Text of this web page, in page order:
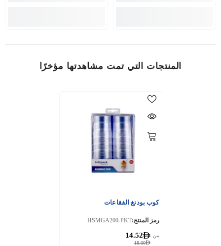
المنتجات التي تمت مشاهدتها مؤخرًا
كوب بودنغ الفقاعات
رمز المنتج:HSMGA200-PKT
18.00
من 14.52